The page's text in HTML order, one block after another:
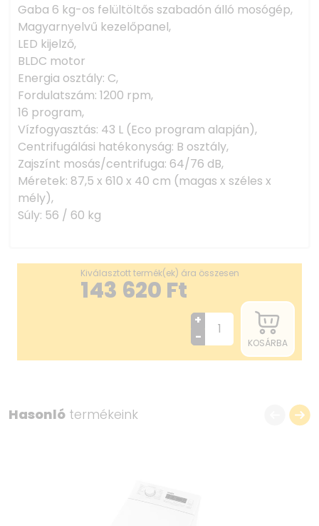
Gaba 6 kg-os felültöltős szabadón álló mosógép,
Magyarnyelvű kezelőpanel,
LED kijelző,
BLDC motor
Energia osztály: C,
Fordulatszám: 1200 rpm,
16 program,
Vízfogyasztás: 43 L (Eco program alapján),
Centrifugálási hatékonyság: B osztály,
Zajszínt mosás/centrifuga: 64/76 dB,
Méretek: 87,5 x 610 x 40 cm (magas x széles x
mély),
Súly: 56 / 60 kg
Kiválasztott termék(ek) ára összesen
143 620 Ft
+
-
KOSÁRBA
Hasonló termékeink